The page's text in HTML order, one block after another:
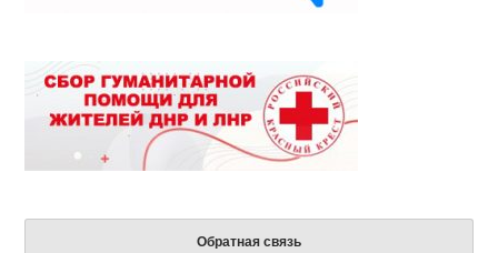
Обратная связь